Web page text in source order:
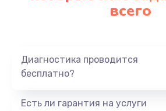
всего
Диагностика проводится
бесплатно?
Есть ли гарантия на услуги